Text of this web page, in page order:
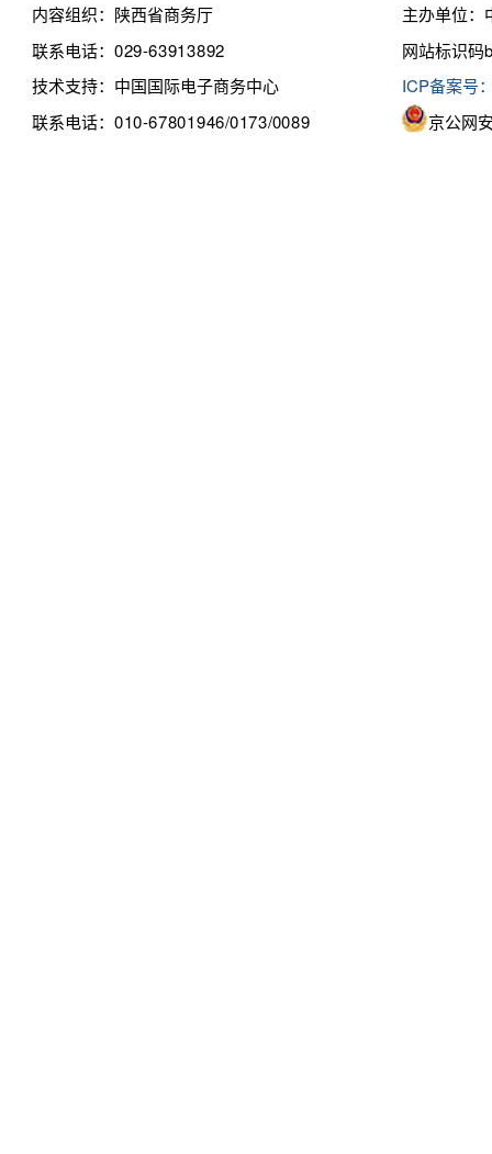
内容组织：陕西省商务厅
联系电话：029-63913892
技术支持：中国国际电子商务中心
联系电话：010-67801946/0173/0089
主办单位：
网站标识
ICP备案号
京公网